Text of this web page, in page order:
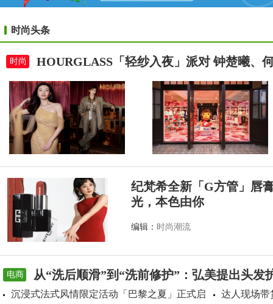
时尚头条
时尚 HOURGLASS「轻纱入夜」派对 钟楚曦、
纪梵希全新「G方管」唇
光，本色由你
编辑： 时尚潮流
电商 从“洗后顺滑”到“洗前修护”：弘美提出头发
沉浸式法式风情限定活动「巴黎之夏」正式启 达人现场带